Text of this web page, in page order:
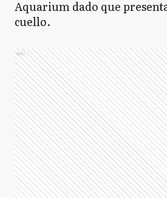
Aquarium dado que
cuello.
Ads